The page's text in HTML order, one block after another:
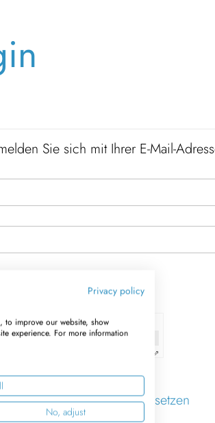
Sie sich mit Ihrer E-Mail-
Roboter-Verifizierung
Hier klicken
Captcha ⇗
Passwort zurücksetzen
Privacy policy
to improve our website, show
experience. For more information
No, adjust